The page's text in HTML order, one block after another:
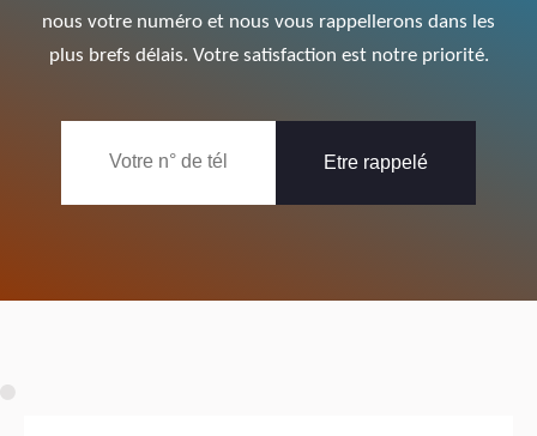
nous votre numéro et nous vous rappellerons dans les
plus brefs délais. Votre satisfaction est notre priorité.